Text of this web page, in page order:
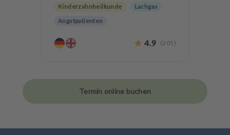
Kinderzahnheilkunde
Lachgas
Angstpatienten
4.9 (205 )
Termin online buchen